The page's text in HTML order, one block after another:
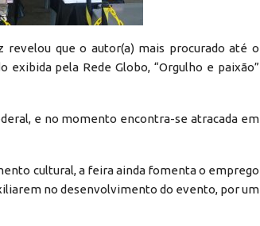
revelou que o autor(a) mais procurado até o
pela Rede Globo, “Orgulho e paixão”
e no momento encontra-se atracada em
cultural, a feira ainda fomenta o emprego
no desenvolvimento do evento, por um